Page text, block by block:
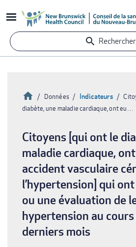
au
contenu
principal
Rechercher
d'Ariane
Accueil
Données Indicateurs
diabète, une maladie cardiaque, ont eu…
Citoyens [qui ont le
maladie cardiaque,
accident vasculaire
l’hypertension] qui
ou une évaluation de
hypertension au
derniers mois